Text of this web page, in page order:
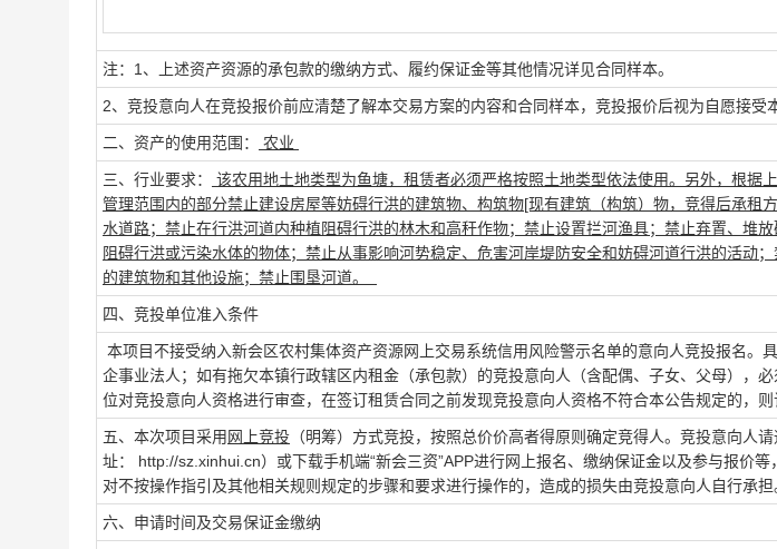
注：1、上述资产资源的承包款的缴纳方式、履约保证金等其他情况详见合同样本。
2、竞投意向人在竞投报价前应清楚了解本交易方案的内容和合同样本，竞投报价后视为自愿接受
二、资产的使用范围： 农业
三、行业要求：
该农用地土地类型为鱼塘，租赁者必须严格按照土地类型依法使用。另外，根据
管理范围内的部分禁止建设房屋等妨碍行洪的建筑物、构筑物[现有建筑（构筑）物，竞得后承租
水道路；禁止在行洪河道内种植阻碍行洪的林木和高秆作物；禁止设置拦河渔具；禁止弃置、堆
阻碍行洪或污染水体的物体；禁止从事影响河势稳定、危害河岸堤防安全和妨碍河道行洪的活动
的建筑物和其他设施；禁止围垦河道。
四、竞投单位准入条件
本项目不接受纳入新会区农村集体资产资源网上交易系统信用风险警示名单的意向人竞投报名。
企事业法人；如有拖欠本镇行政辖区内租金（承包款）的竞投意向人（含配偶、子女、父母），
位对竞投意向人资格进行审查，在签订租赁合同之前发现竞投意向人资格不符合本公告规定的，
五、本次项目采用 网上竞投 （明筹）方式竞投，按照总价价高者得原则确定竞得人。竞投意向人
址： http://sz.xinhui.cn）或下载手机端“新会三资”APP进行网上报名、缴纳保证金以及参与报价等
对不按操作指引及其他相关规则规定的步骤和要求进行操作的，造成的损失由竞投意向人自行承担
六、申请时间及交易保证金缴纳